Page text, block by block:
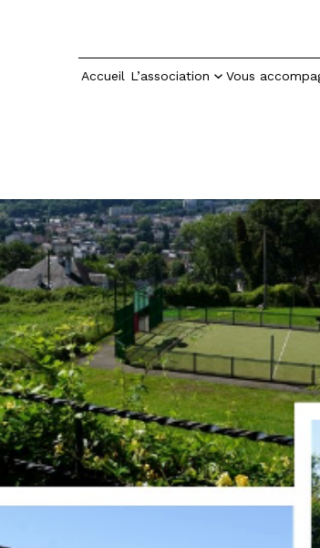
Accueil L’association Vous